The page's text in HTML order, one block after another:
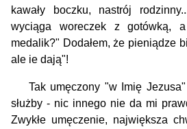
kawały boczku, nastrój
wyciąga woreczek z gotówką,
medalik?" Dodałem, że pieniądze
ale ie dają"!
Tak umęczony "w Imię Jezusa"
służby - nic innego nie da mi
Zwykłe umęczenie, największa